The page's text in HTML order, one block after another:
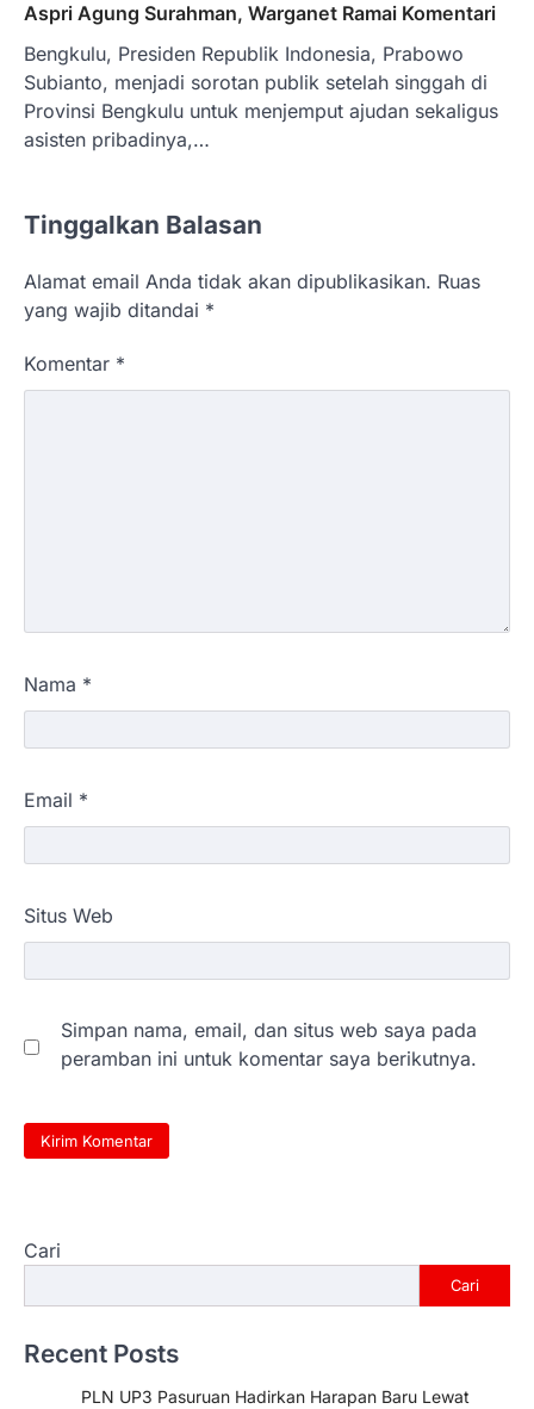
Aspri Agung Surahman, Warganet Ramai Komentari
Bengkulu, Presiden Republik Indonesia, Prabowo
Subianto, menjadi sorotan publik setelah singgah di
Provinsi Bengkulu untuk menjemput ajudan sekaligus
asisten pribadinya,…
Tinggalkan Balasan
Alamat email Anda tidak akan dipublikasikan. Ruas
yang wajib ditandai *
Komentar *
Nama *
Email *
Situs Web
Simpan nama, email, dan situs web saya pada
peramban ini untuk komentar saya berikutnya.
Cari
Cari
Recent Posts
PLN UP3 Pasuruan Hadirkan Harapan Baru Lewat